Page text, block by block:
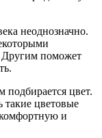
неоднозначно.
Другим поможет
подбирается цвет.
такие цветовые
и